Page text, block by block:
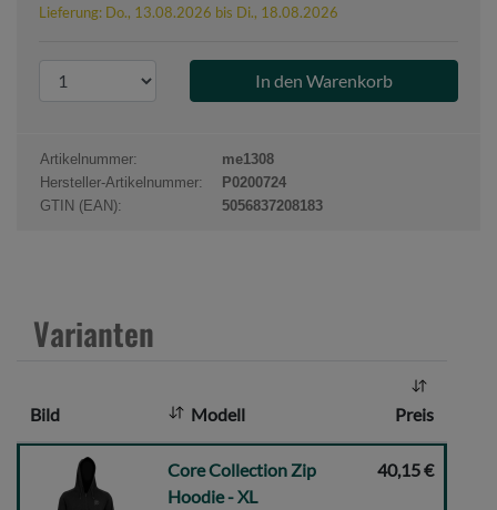
Lieferung: Do., 13.08.2026 bis Di., 18.08.2026
r
d
u
k
a
:
Artikelnummer:
me1308
Hersteller-Artikelnummer:
P0200724
GTIN (EAN):
5056837208183
Varianten
Bild Modell Preis
Collection
Core Collection Zip
Hoodie - XL
40,15 €